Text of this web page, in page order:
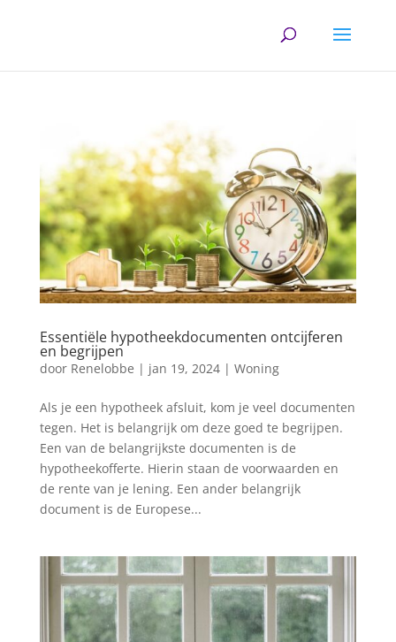
Essentiële hypotheekdocumenten ontcijferen
en begrijpen
door Renelobbe | jan 19, 2024| Woning
Als je een hypotheek afsluit, kom je veel documenten
tegen. Het is belangrijk om deze goed te begrijpen.
Een van de belangrijkste documenten is de
hypotheekofferte. Hierin staan de voorwaarden en
de rente van je lening. Een ander belangrijk
document is de Europese...